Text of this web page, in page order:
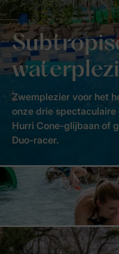
Zwemplezier voor het
onze drie spectaculaire
Hurri Cone-glijbaan of
Duo-racer.